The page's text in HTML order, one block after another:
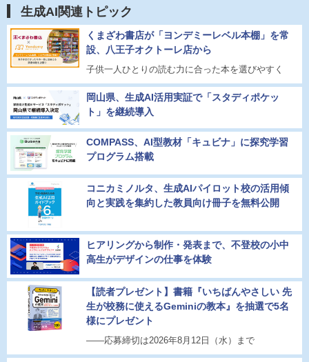
生成AI関連トピック
くまざわ書店が「ヨンデミーレベル本棚」を常
設、八王子オクトーレ店から
子供一人ひとりの読む力に合った本を選びやすく
岡山県、生成AI活用実証で「スタディポケッ
ト」を継続導入
COMPASS、AI型教材「キュビナ」に探究学習
プログラム搭載
コニカミノルタ、生成AIパイロット校の活用傾
向と実践を集約した教員向け冊子を無料公開
ヒアリングから制作・発表まで、不登校の小中
高生がデザインの仕事を体験
【読者プレゼント】書籍『いちばんやさしい 先
生が校務に使えるGeminiの教本』を抽選で5名
様にプレゼント
――応募締切は2026年8月12日（水）まで